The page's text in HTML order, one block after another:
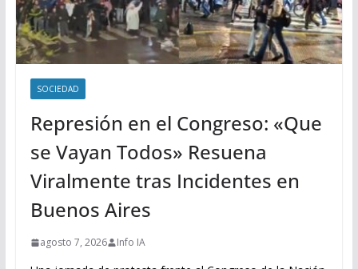
SOCIEDAD
Represión en el Congreso: «Que
se Vayan Todos» Resuena
Viralmente tras Incidentes en
Buenos Aires
agosto 7, 2026 Info IA